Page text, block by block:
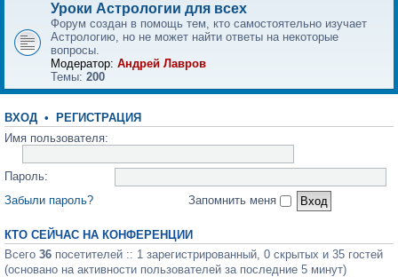
Уроки Астрологии для всех
Форум создан в помощь тем, кто самостоятельно изучает
Астрологию, но не может найти ответы на некоторые
вопросы.
Модератор: Андрей Лавров
Темы: 200
ВХОД • РЕГИСТРАЦИЯ
Имя пользователя:
Пароль:
Забыли пароль?
Запомнить меня
КТО СЕЙЧАС НА КОНФЕРЕНЦИИ
Всего 36 посетителей :: 1 зарегистрированный, 0 скрытых и 35 гостей
(основано на активности пользователей за последние 5 минут)